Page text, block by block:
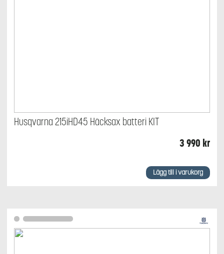
Husqvarna 215iHD45 Häcksax batteri KIT
3 990 kr
Lägg till i varukorg